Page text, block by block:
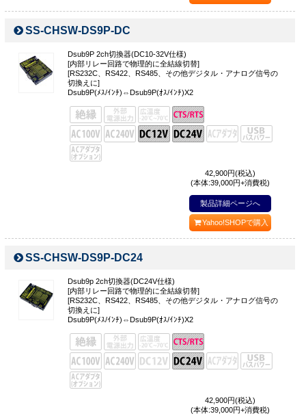
SS-CHSW-DS9P-DC
Dsub9P 2ch切換器(DC10-32V仕様)
[内部リレー回路で物理的に全結線切替]
[RS232C、RS422、RS485、その他デジタル・アナログ信号の
切換えに]
Dsub9P(ﾒｽ/ｲﾝﾁ)⇔Dsub9P(ｵｽ/ｲﾝﾁ)X2
42,900円(税込)
(本体:39,000円+消費税)
製品詳細ページへ
Yahoo!SHOPで購入
SS-CHSW-DS9P-DC24
Dsub9p 2ch切換器(DC24V仕様)
[内部リレー回路で物理的に全結線切替]
[RS232C、RS422、RS485、その他デジタル・アナログ信号の
切換えに]
Dsub9P(ﾒｽ/ｲﾝﾁ)⇔Dsub9P(ｵｽ/ｲﾝﾁ)X2
42,900円(税込)
(本体:39,000円+消費税)